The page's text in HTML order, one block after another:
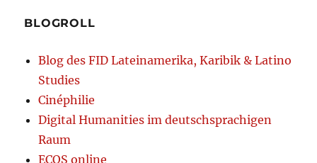
BLOGROLL
Blog des FID Lateinamerika, Karibik & Latino
Studies
Cinéphilie
Digital Humanities im deutschsprachigen
Raum
ECOS online